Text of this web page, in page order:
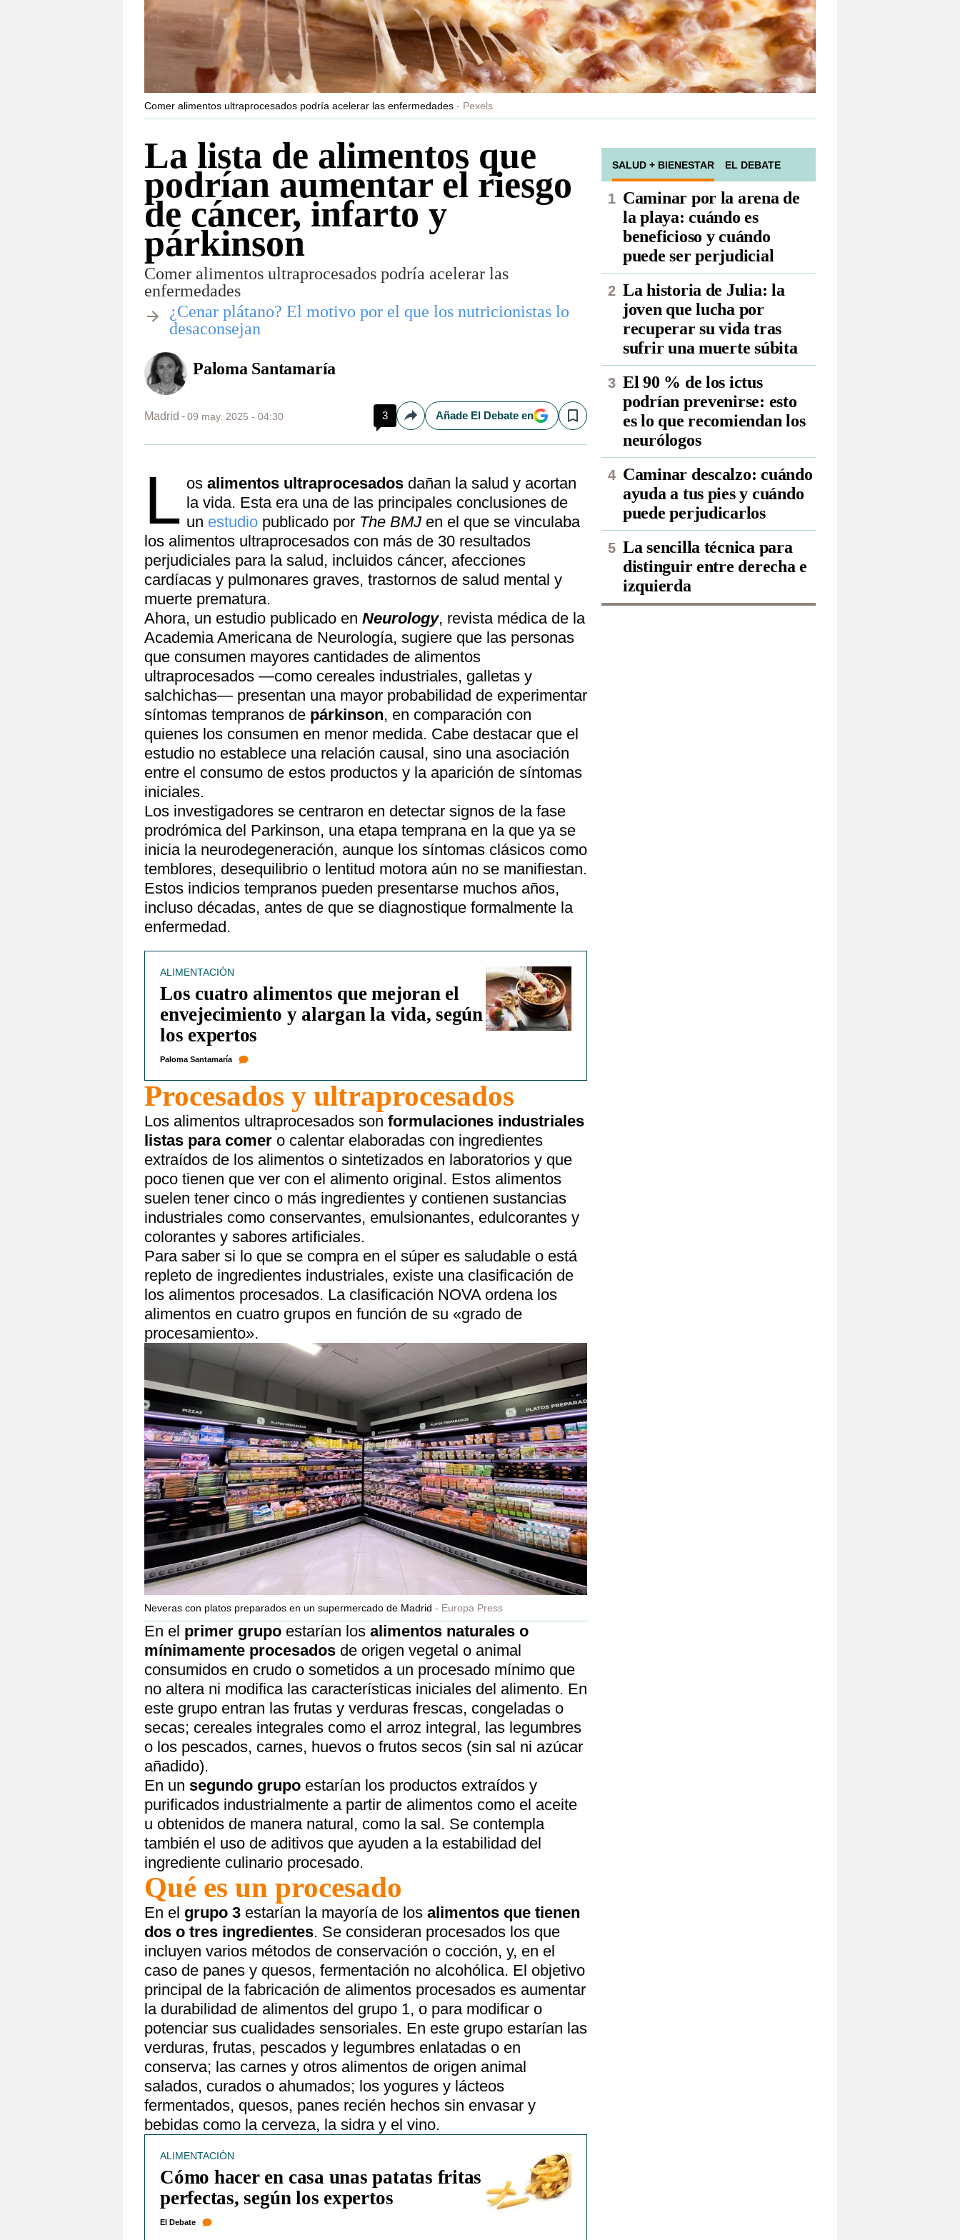
Comer alimentos ultraprocesados ​​podría acelerar las enfermedades Pexels
La lista de alimentos que
podrían aumentar el riesgo
de cáncer, infarto y
párkinson
Comer alimentos ultraprocesados ​​podría acelerar las
enfermedades
​¿Cenar plátano? El motivo por el que los nutricionistas lo
desaconsejan
Paloma Santamaría
Madrid 09 may. 2025 - 04:30 3 CompartirAñade El Debate en Save
L osalimentos ultraprocesados dañan la salud y acortan
la vida. Esta era una de las principales conclusiones de
un estudio publicado por The BMJ en el que se vinculaba
los alimentos ultraprocesados con más de 30 resultados
perjudiciales para la salud, incluidos cáncer, afecciones
cardíacas y pulmonares graves, trastornos de salud mental y
muerte prematura.
Ahora, un estudio publicado en Neurology, revista médica de la
Academia Americana de Neurología, sugiere que las personas
que consumen mayores cantidades de alimentos
ultraprocesados —como cereales industriales, galletas y
salchichas— presentan una mayor probabilidad de experimentar
síntomas tempranos de párkinson, en comparación con
quienes los consumen en menor medida. Cabe destacar que el
estudio no establece una relación causal, sino una asociación
entre el consumo de estos productos y la aparición de síntomas
iniciales.
Los investigadores se centraron en detectar signos de la fase
prodrómica del Parkinson, una etapa temprana en la que ya se
inicia la neurodegeneración, aunque los síntomas clásicos como
temblores, desequilibrio o lentitud motora aún no se manifiestan.
Estos indicios tempranos pueden presentarse muchos años,
incluso décadas, antes de que se diagnostique formalmente la
enfermedad.
ALIMENTACIÓN
Los cuatro alimentos que mejoran el
envejecimiento y alargan la vida, según
los expertos
Paloma Santamaría
Procesados y ultraprocesados
Los alimentos ultraprocesados son formulaciones industriales
listas para comer o calentar elaboradas con ingredientes
extraídos de los alimentos o sintetizados en laboratorios y que
poco tienen que ver con el alimento original. Estos alimentos
suelen tener cinco o más ingredientes y contienen sustancias
industriales como conservantes, emulsionantes, edulcorantes y
colorantes y sabores artificiales.
Para saber si lo que se compra en el súper es saludable o está
repleto de ingredientes industriales, existe una clasificación de
los alimentos procesados. La clasificación NOVA ordena los
alimentos en cuatro grupos en función de su «grado de
procesamiento».
Neveras con platos preparados en un supermercado de Madrid Europa Press
En el primer grupo estarían los alimentos naturales o
mínimamente procesados de origen vegetal o animal
consumidos en crudo o sometidos a un procesado mínimo que
no altera ni modifica las características iniciales del alimento. En
este grupo entran las frutas y verduras frescas, congeladas o
secas; cereales integrales como el arroz integral, las legumbres
o los pescados, carnes, huevos o frutos secos (sin sal ni azúcar
añadido).
En un segundo grupo estarían los productos extraídos y
purificados industrialmente a partir de alimentos como el aceite
u obtenidos de manera natural, como la sal. Se contempla
también el uso de aditivos que ayuden a la estabilidad del
ingrediente culinario procesado.
Qué es un procesado
En el grupo 3 estarían la mayoría de los alimentos que tienen
dos o tres ingredientes. Se consideran procesados los que
incluyen varios métodos de conservación o cocción, y, en el
caso de panes y quesos, fermentación no alcohólica. El objetivo
principal de la fabricación de alimentos procesados es aumentar
la durabilidad de alimentos del grupo 1, o para modificar o
potenciar sus cualidades sensoriales. En este grupo estarían las
verduras, frutas, pescados y legumbres enlatadas o en
conserva; las carnes y otros alimentos de origen animal
salados, curados o ahumados; los yogures y lácteos
fermentados, quesos, panes recién hechos sin envasar y
bebidas como la cerveza, la sidra y el vino.
ALIMENTACIÓN
Cómo hacer en casa unas patatas fritas
perfectas, según los expertos
El Debate
SALUD + BIENESTAR EL DEBATE
Caminar por la arena de
la playa: cuándo es
beneficioso y cuándo
puede ser perjudicial
La historia de Julia: la
joven que lucha por
recuperar su vida tras
sufrir una muerte súbita
El 90 % de los ictus
podrían prevenirse: esto
es lo que recomiendan los
neurólogos
Caminar descalzo: cuándo
ayuda a tus pies y cuándo
puede perjudicarlos
La sencilla técnica para
distinguir entre derecha e
izquierda